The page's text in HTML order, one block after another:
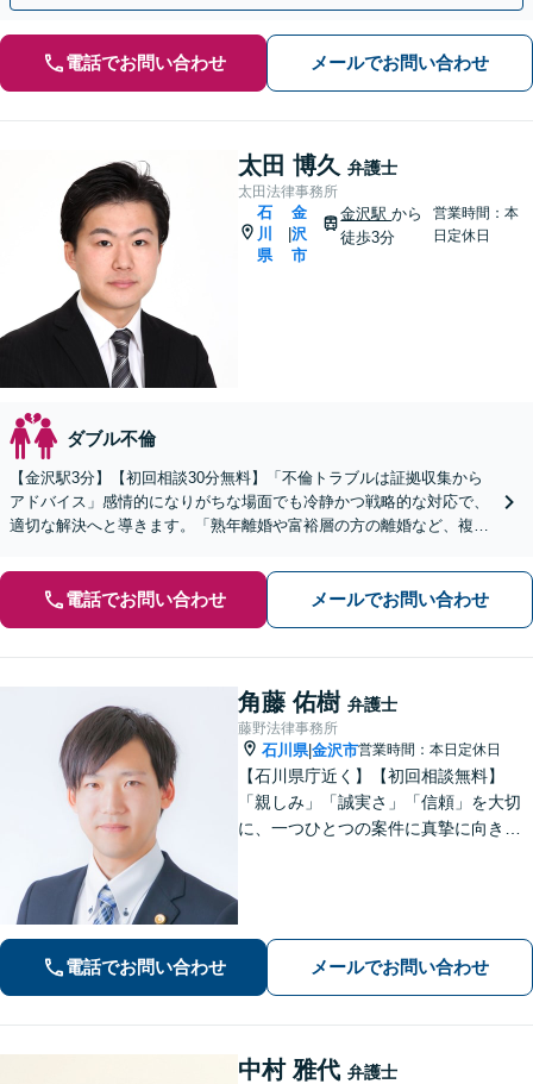
電話でお問い合わせ メールでお問い合わせ
太田 博久 弁護士
太田法律事務所
石
川
県
金
沢
市
金沢駅から
徒歩3分
営業時間：本
日定休日
ダブル不倫
【金沢駅3分】【初回相談30分無料】「不倫トラブルは証拠収集から
アドバイス」感情的になりがちな場面でも冷静かつ戦略的な対応で、
適切な解決へと導きます。「熟年離婚や富裕層の方の離婚など、複雑
電話でお問い合わせ メールでお問い合わせ
角藤 佑樹 弁護士
藤野法律事務所
石川県|金沢市営業時間：本日定休日
【石川県庁近く】【初回相談無料】
「親しみ」「誠実さ」「信頼」を大切
に、一つひとつの案件に真摯に向き合
電話でお問い合わせ メールでお問い合わせ
中村 雅代 弁護士